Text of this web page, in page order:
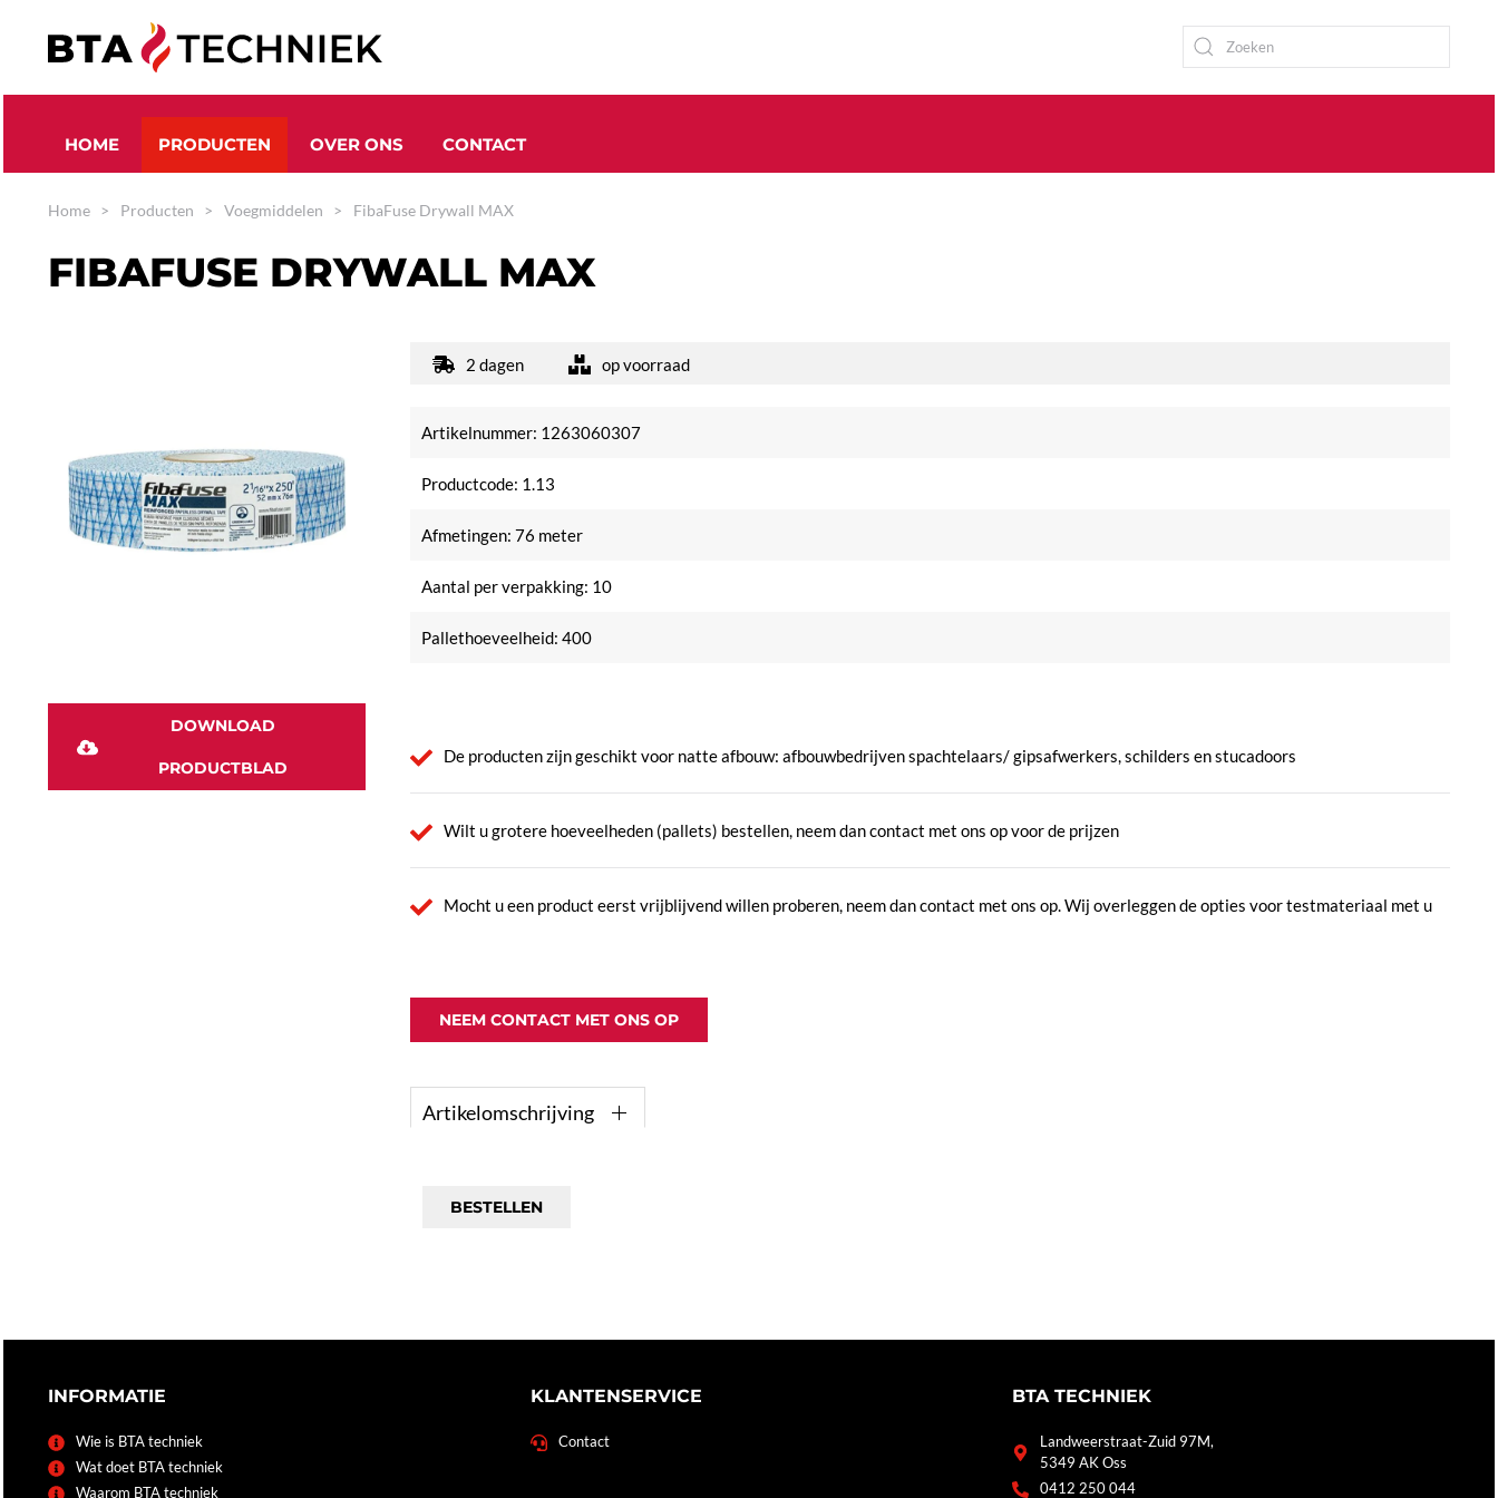
Skip to main content
HOME PRODUCTEN OVER ONS CONTACT
Home Producten Voegmiddelen FibaFuse Drywall MAX
FIBAFUSE DRYWALL MAX
DOWNLOAD
PRODUCTBLAD
2 dagen op voorraad
Artikelnummer: 1263060307
Productcode: 1.13
Afmetingen: 76 meter
Aantal per verpakking: 10
Pallethoeveelheid: 400
De producten zijn geschikt voor natte afbouw: afbouwbedrijven spachtelaars/ gipsafwerkers, schilders en stucadoors
Wilt u grotere hoeveelheden (pallets) bestellen, neem dan contact met ons op voor de prijzen
Mocht u een product eerst vrijblijvend willen proberen, neem dan contact met ons op. Wij overleggen de opties voor testmateriaal met u
NEEM CONTACT MET ONS OP
Artikelomschrijving
BESTELLEN
INFORMATIE
Wie is BTA techniek
Wat doet BTA techniek
Waarom BTA techniek
KLANTENSERVICE
Contact
BTA TECHNIEK
Landweerstraat-Zuid 97M,
5349 AK Oss
0412 250 044